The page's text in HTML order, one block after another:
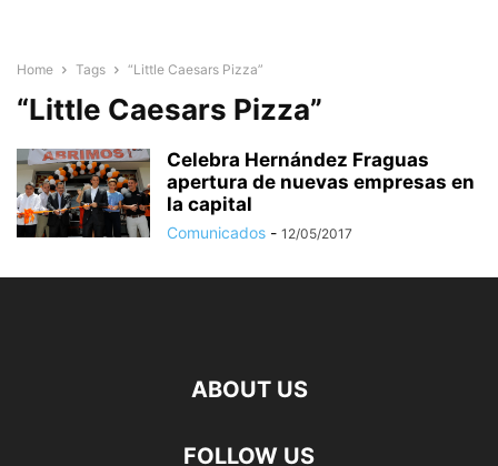
Home Tags “Little Caesars Pizza”
“Little Caesars Pizza”
Celebra Hernández Fraguas
apertura de nuevas empresas en
la capital
Comunicados - 12/05/2017
ABOUT US
FOLLOW US